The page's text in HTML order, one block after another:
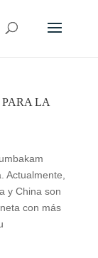
LA
Actualmente,
y China son
con más